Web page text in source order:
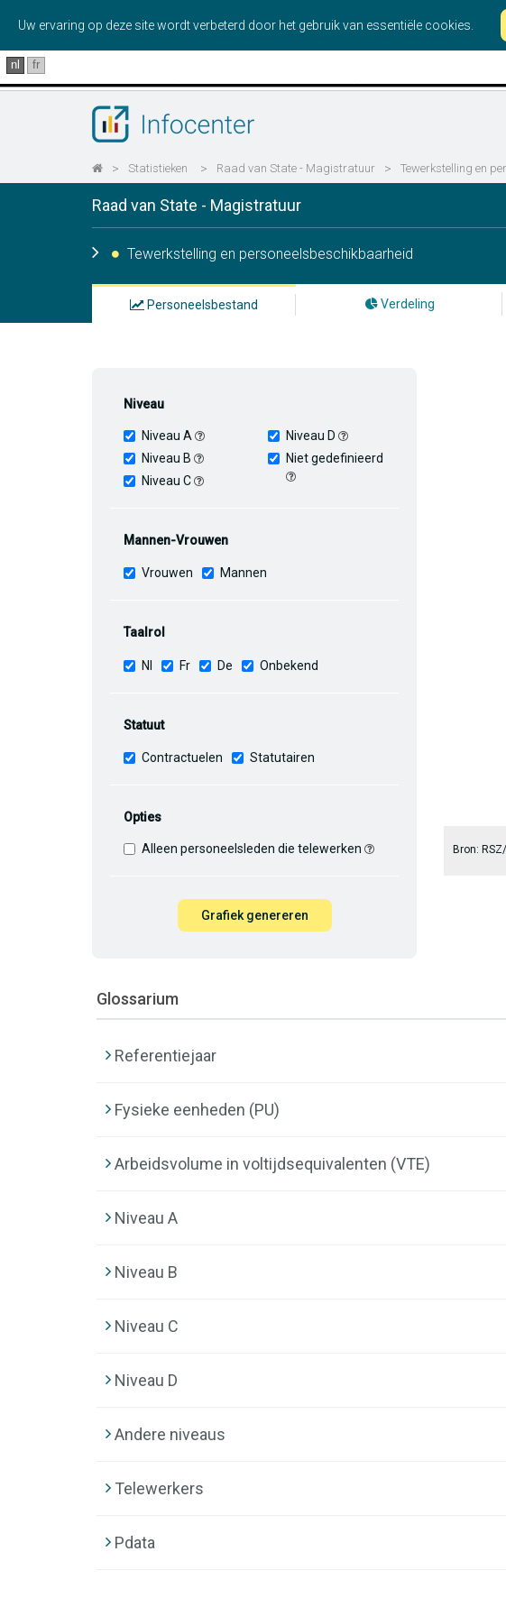
Uw ervaring op deze site wordt verbeterd door het gebruik van essentiële cookies.
nl fr
> Statistieken > Raad van State - Magistratuur > Tewerkstelling en
Raad van State - Magistratuur
Tewerkstelling en personeelsbeschikbaarheid
Personeelsbestand Verdeling
Niveau
Niveau A
Niveau B
Niveau C
Niveau D
Niet gedefinieerd
Mannen-Vrouwen
Vrouwen Mannen
Taalrol
Nl Fr De Onbekend
Statuut
Contractuelen Statutairen
Opties
Alleen personeelsleden die telewerken
Grafiek genereren
Bron:
Glossarium
Referentiejaar
Fysieke eenheden (PU)
Arbeidsvolume in voltijdsequivalenten (VTE)
Niveau A
Niveau B
Niveau C
Niveau D
Andere niveaus
Telewerkers
Pdata